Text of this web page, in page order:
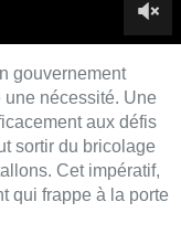
potentiels du
de Finance &
une
de la région,
considérées comme
homme qui connaît
On ajoutera que
la FEBIAC, la
il connaît donc